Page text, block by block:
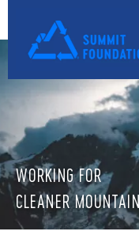
WORKING FOR
CLEANER